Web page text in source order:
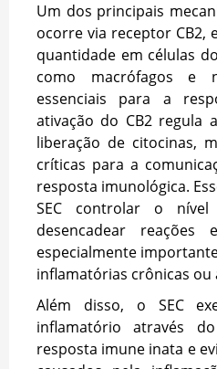
Um dos principais
ocorre via receptor CB2,
quantidade em células
como macrófagos e
essenciais para a
ativação do CB2 regula
liberação de citocinas,
críticas para a
resposta imunológica.
SEC controlar o
desencadear reações
especialmente
inflamatórias crônicas ou
Além disso, o SEC
inflamatório através
resposta imune inata e